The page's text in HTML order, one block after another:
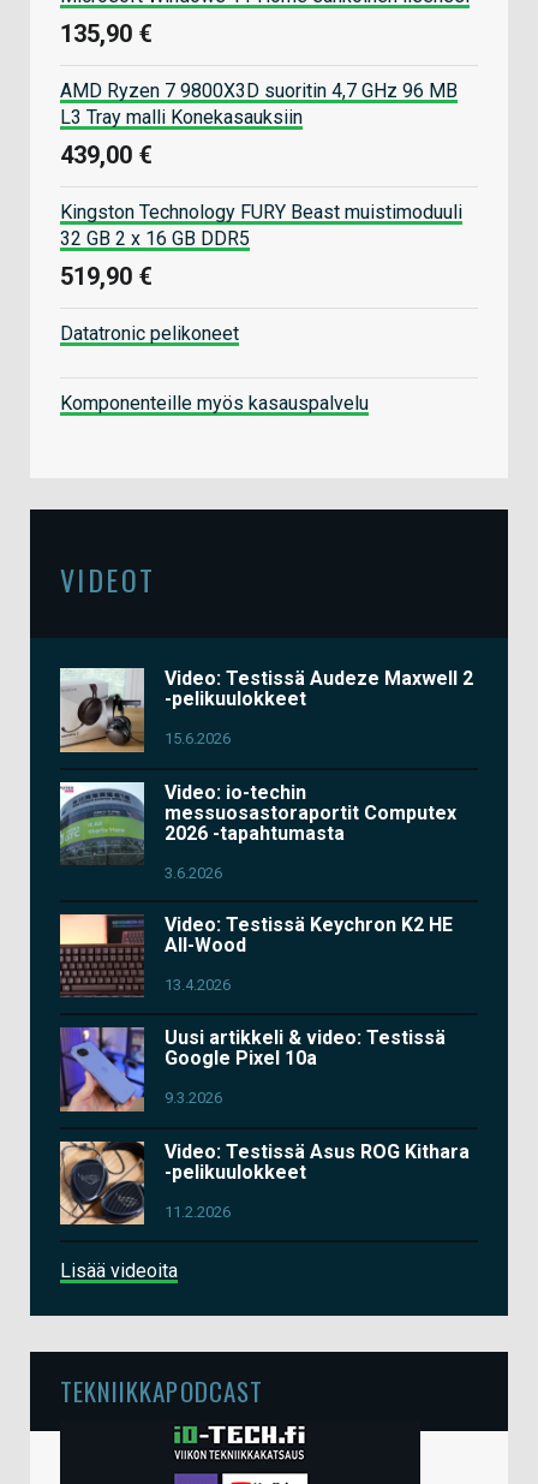
135,90 €
AMD Ryzen 7 9800X3D suoritin 4,7 GHz 96 MB
L3 Tray malli Konekasauksiin
439,00 €
Kingston Technology FURY Beast muistimoduuli
32 GB 2 x 16 GB DDR5
519,90 €
Datatronic pelikoneet
Komponenteille myös kasauspalvelu
VIDEOT
Video: Testissä Audeze Maxwell 2
-pelikuulokkeet
15.6.2026
Video: io-techin
messuosastoraportit Computex
2026 -tapahtumasta
3.6.2026
Video: Testissä Keychron K2 HE
All-Wood
13.4.2026
Uusi artikkeli & video: Testissä
Google Pixel 10a
9.3.2026
Video: Testissä Asus ROG Kithara
-pelikuulokkeet
11.2.2026
Lisää videoita
TEKNIIKKAPODCAST